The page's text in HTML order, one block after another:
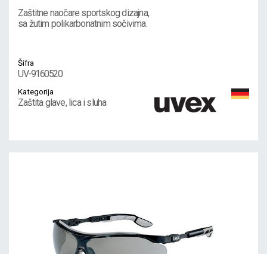
Zaštitne naočare sportskog dizajna,
sa žutim polikarbonatnim sočivima.
Šifra
UV-9160520
Kategorija
Zaštita glave, lica i sluha